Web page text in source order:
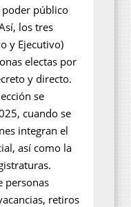
poder público
los tres
y Ejecutivo)
electas por
y directo.
se
cuando se
integran el
así como la
personas
retiros